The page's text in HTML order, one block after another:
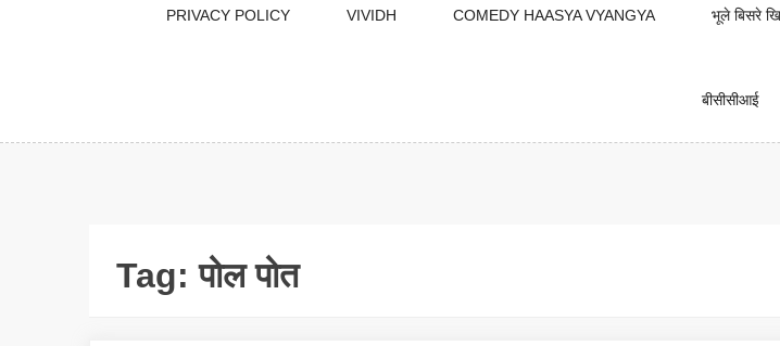
PRIVACY POLICY VIVIDH COMEDY HAASYA VYANGYA भूले बिसरे
बीसीसीआई
Tag:पोल पोत